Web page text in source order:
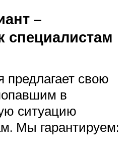
–
специалистам
свою
в
ситуацию
Мы гарантируем: